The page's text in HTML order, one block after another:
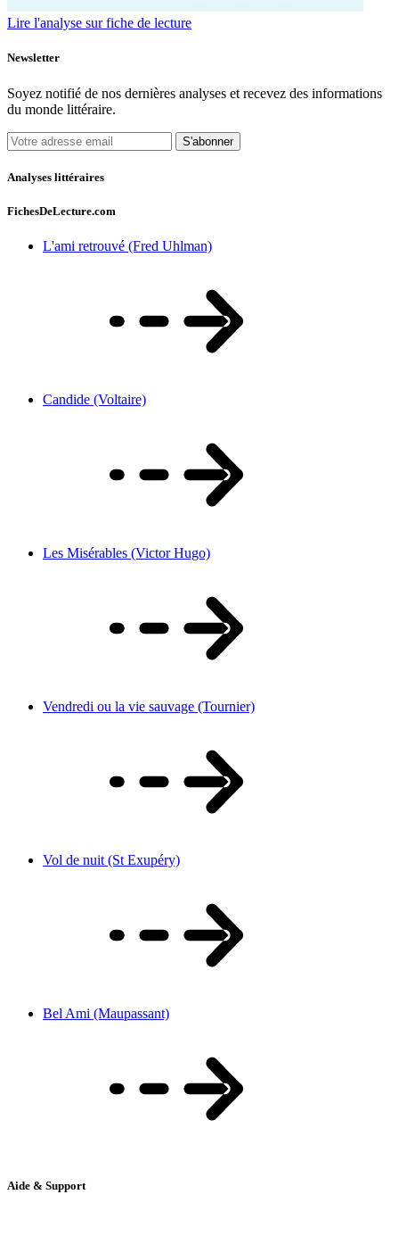
Lire l'analyse sur fiche de lecture
Newsletter
Soyez notifié de nos dernières analyses et recevez des informations
du monde littéraire.
S'abonner
Analyses littéraires
FichesDeLecture.com
L'ami retrouvé (Fred Uhlman)
Candide (Voltaire)
Les Misérables (Victor Hugo)
Vendredi ou la vie sauvage (Tournier)
Vol de nuit (St Exupéry)
Bel Ami (Maupassant)
Aide & Support